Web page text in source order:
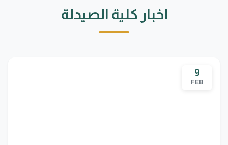
اخبار كلية الصيدلة
9
FEB